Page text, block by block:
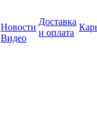
Новости
Видео
Доставка
и оплата